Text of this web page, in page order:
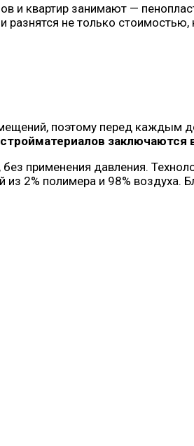
и квартир занимают —
не только
поэтому перед каждым
заключаются
применения давления.
2% полимера и 98% воздуха.